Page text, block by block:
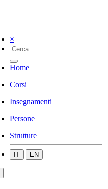
×
Home
Corsi
Insegnamenti
Persone
Strutture
IT EN